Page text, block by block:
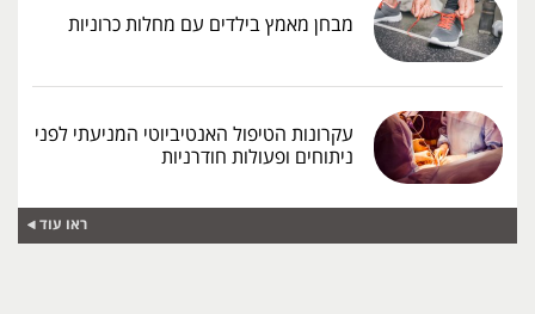
מבחן מאמץ בילדים עם מחלות כרוניות
עקרונות הטיפול האנטיביוטי המניעתי לפני
ניתוחים ופעולות חודרניות
ראו עוד